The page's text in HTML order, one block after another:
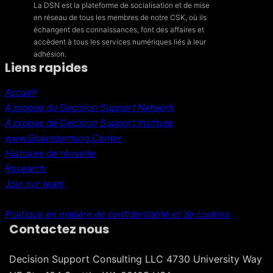
La DSN est la plateforme de socialisation et de mise
en réseau de tous les membres de notre CSK, où ils
échangent des connaissances, font des affaires et
accèdent à tous les services numériques liés à leur
adhésion.
Liens rapides
Accueil
À propos du Decision Support Network
À propos de Decision Support Institute
www.Brainstorming.Center
Histoires de réussite
Research
Join our team
Politique en matière de confidentialité et de cookies
Contactez nous
Decision Support Consulting LLC 4730 University Way